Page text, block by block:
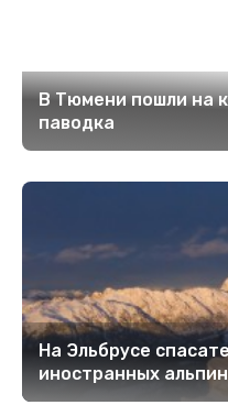
В Тюмени пошли на
паводка
На Эльбрусе
иностранных